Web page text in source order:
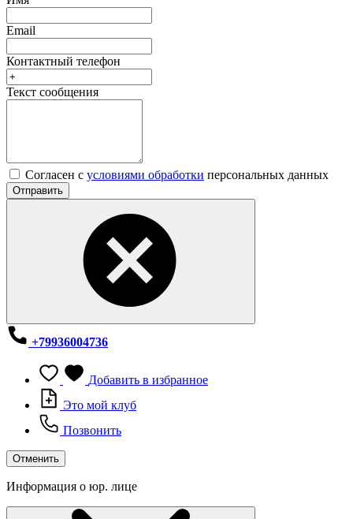
Email
Контактный телефон
Текст сообщения
Согласен с условиями обработки персональных данных
Отправить
+79936004736
Добавить в избранное
Это мой клуб
Позвонить
Отменить
Информация о юр. лице